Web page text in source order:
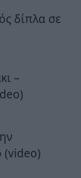
δίπλα σε
–
(video)